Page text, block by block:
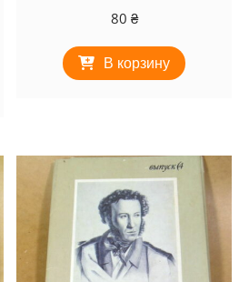
80 ₴
В корзину